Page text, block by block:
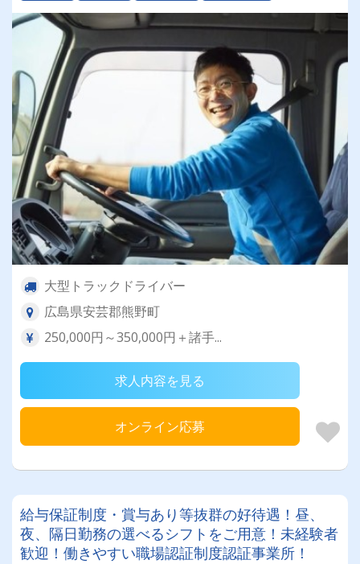
大型トラックドライバー
広島県安芸郡熊野町
250,000円～350,000円＋諸手...
求人内容を見る
オンライン応募
給与保証制度・賞与あり等抜群の好待遇！昼、
夜、隔日勤務の選べるシフトをご用意！未経験者
歓迎！働きやすい職場認証制度認証事業所！